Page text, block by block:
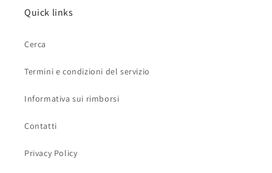
Quick links
Cerca
Termini e condizioni del servizio
Informativa sui rimborsi
Contatti
Privacy Policy